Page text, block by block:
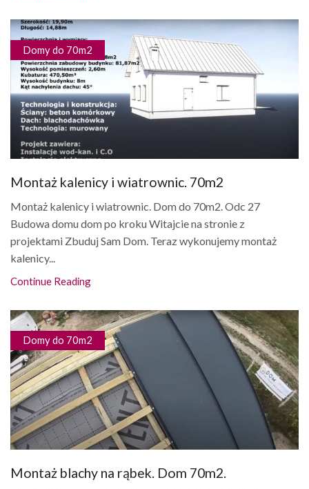
Domy do 70m2
Montaż kalenicy i wiatrownic. 70m2
Montaż kalenicy i wiatrownic. Dom do 70m2. Odc 27
Budowa domu dom po kroku Witajcie na stronie z
projektami Zbuduj Sam Dom. Teraz wykonujemy montaż
kalenicy...
Continue Reading
Domy do 70m2
Montaż blachy na rąbek. Dom 70m2.